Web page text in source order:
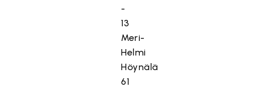
-
13
Meri-
Helmi
Höynälä
61